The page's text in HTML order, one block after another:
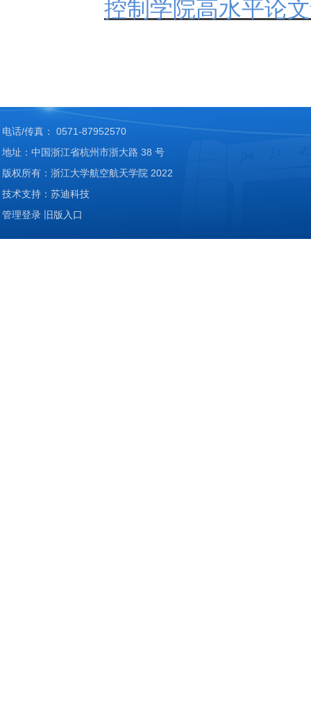
控制学院高水平论
电话/传真： 0571-87952570
地址：中国浙江省杭州市浙大路 38 号
版权所有：浙江大学航空航天学院 2022
技术支持：苏迪科技
管理登录 旧版入口